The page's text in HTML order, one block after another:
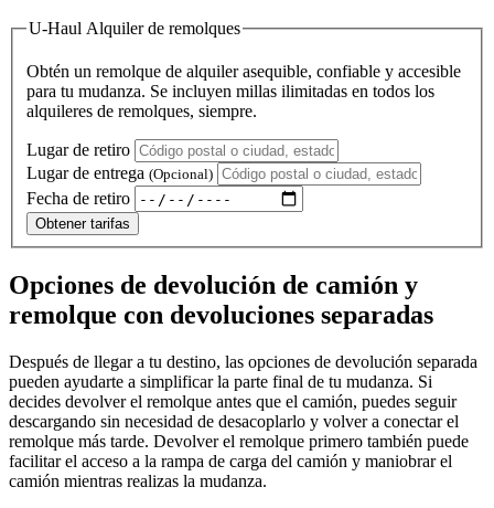
U-Haul Alquiler de remolques
Obtén un remolque de alquiler asequible, confiable y accesible
para tu mudanza. Se incluyen millas ilimitadas en todos los
alquileres de remolques, siempre.
Lugar de retiro
Lugar de entrega (Opcional)
Fecha de retiro
Obtener tarifas
Opciones de devolución de camión y
remolque con devoluciones separadas
Después de llegar a tu destino, las opciones de devolución separada
pueden ayudarte a simplificar la parte final de tu mudanza. Si
decides devolver el remolque antes que el camión, puedes seguir
descargando sin necesidad de desacoplarlo y volver a conectar el
remolque más tarde. Devolver el remolque primero también puede
facilitar el acceso a la rampa de carga del camión y maniobrar el
camión mientras realizas la mudanza.